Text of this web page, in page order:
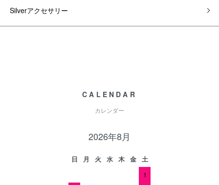
Silverアクセサリー
CALENDAR
カレンダー
2026年8月
日 月 火 水 木 金
土
1